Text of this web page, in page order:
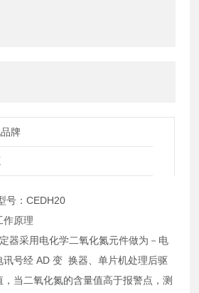
牌
号：CEDH20
作原理
器采用电化学二氧化氮元件做为－电
讯号经 AD 变 换器、单片机处理后驱
当二氧化氮的含量值高于报警点，测